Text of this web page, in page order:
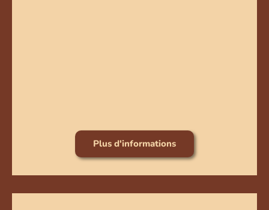
Plus d'informations